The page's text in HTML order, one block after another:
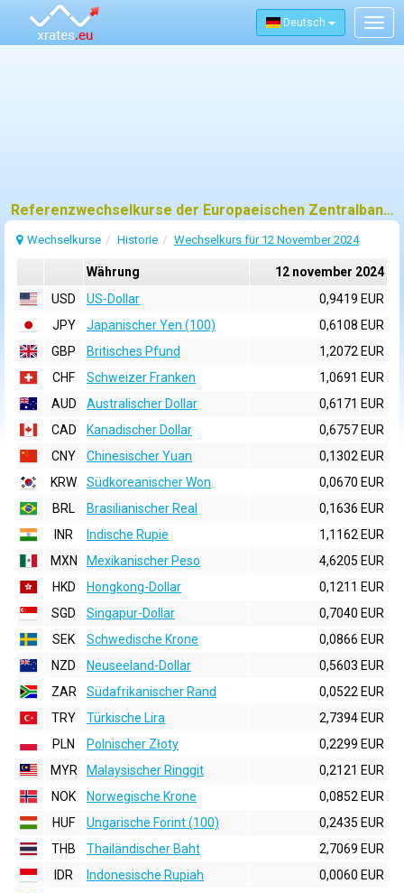
Deutsch
Referenzwechselkurse der Europaeischen Zentralbank (EZB) fuer 12 november 2024
Wechselkurse Historie Wechselkurs für 12 November 2024
Währung
12 november 2024
USD
US-Dollar
0,9419 EUR
JPY
Japanischer Yen (100)
0,6108 EUR
GBP
Britisches Pfund
1,2072 EUR
CHF
Schweizer Franken
1,0691 EUR
AUD
Australischer Dollar
0,6171 EUR
CAD
Kanadischer Dollar
0,6757 EUR
CNY
Chinesischer Yuan
0,1302 EUR
KRW
Südkoreanischer Won
0,0670 EUR
BRL
Brasilianischer Real
0,1636 EUR
INR
Indische Rupie
1,1162 EUR
MXN
Mexikanischer Peso
4,6205 EUR
HKD
Hongkong-Dollar
0,1211 EUR
SGD
Singapur-Dollar
0,7040 EUR
SEK
Schwedische Krone
0,0866 EUR
NZD
Neuseeland-Dollar
0,5603 EUR
ZAR
Südafrikanischer Rand
0,0522 EUR
TRY
Türkische Lira
2,7394 EUR
PLN
Polnischer Złoty
0,2299 EUR
MYR
Malaysischer Ringgit
0,2121 EUR
NOK
Norwegische Krone
0,0852 EUR
HUF
Ungarische Forint (100)
0,2435 EUR
THB
Thailändischer Baht
2,7069 EUR
IDR
Indonesische Rupiah
0,0060 EUR